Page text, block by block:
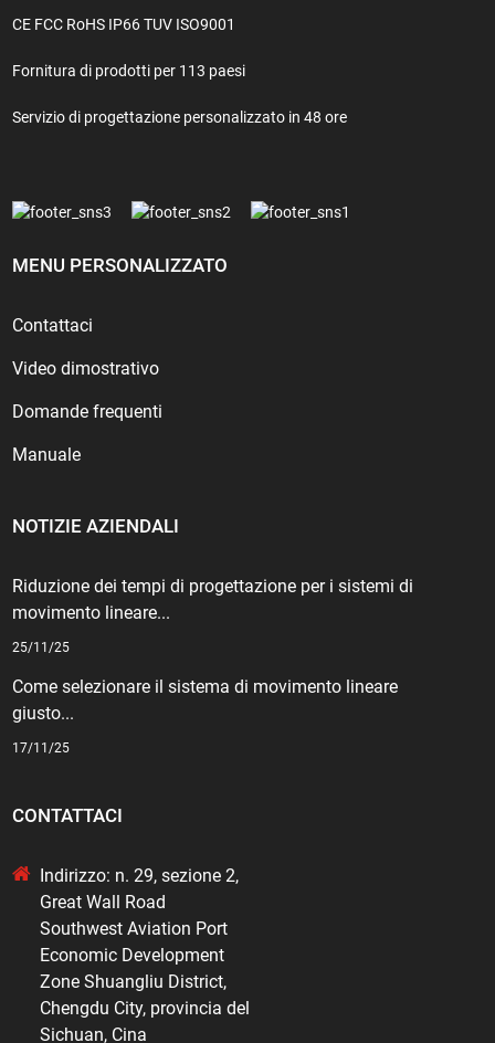
CE FCC RoHS IP66 TUV ISO9001
Fornitura di prodotti per 113 paesi
Servizio di progettazione personalizzato in 48 ore
MENU PERSONALIZZATO
Contattaci
Video dimostrativo
Domande frequenti
Manuale
NOTIZIE AZIENDALI
Riduzione dei tempi di progettazione per i sistemi di
movimento lineare...
25/11/25
Come selezionare il sistema di movimento lineare
giusto...
17/11/25
CONTATTACI
Indirizzo: n. 29, sezione 2,
Great Wall Road
Southwest Aviation Port
Economic Development
Zone Shuangliu District,
Chengdu City, provincia del
Sichuan, Cina